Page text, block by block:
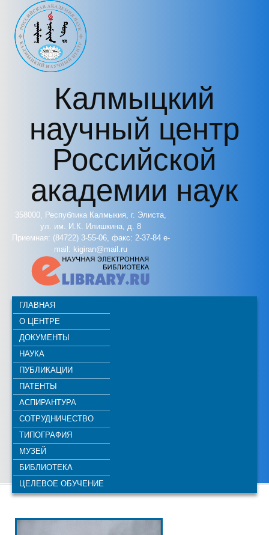
Перейти к основному содержанию
Калмыцкий
научный центр
Российской
академии наук
358000, Республика Калмыкия, г. Элиста,
ул. им. И.К. Илишкина, д. 8
Приемная: (84722) 3-55-06, факс: 2-37-84 e-
mail: kigiran@mail.ru
ГЛАВНАЯ
О ЦЕНТРЕ
ДОКУМЕНТЫ
НАУКА
ПУБЛИКАЦИИ
ПАТЕНТЫ
АСПИРАНТУРА
СОТРУДНИЧЕСТВО
ТИПОГРАФИЯ
МУЗЕЙ
БИБЛИОТЕКА
ЦЕЛЕВОЕ ОБУЧЕНИЕ